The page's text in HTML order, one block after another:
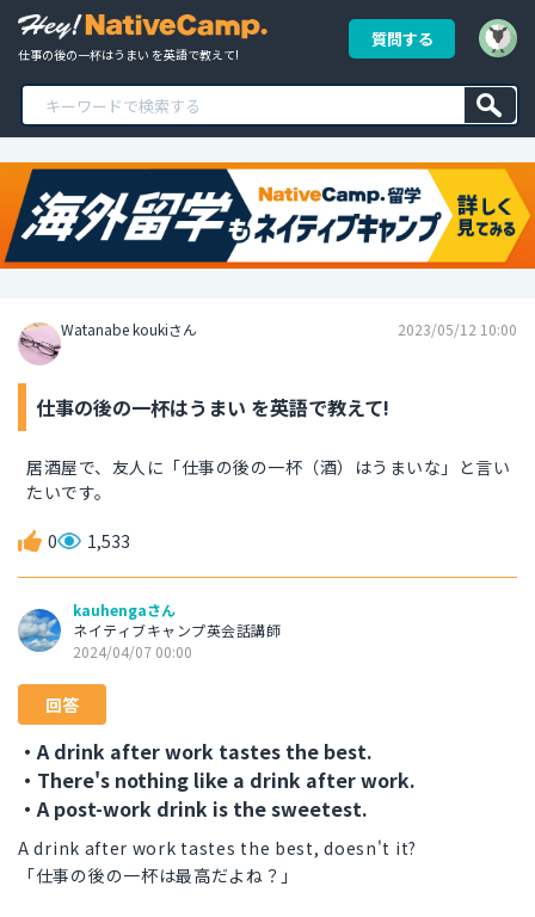
仕事の後の一杯はうまい を英語で教えて!
質問する
Watanabe koukiさん 2023/05/12 10:00
仕事の後の一杯はうまい を英語で教えて!
居酒屋で、友人に「仕事の後の一杯（酒）はうまいな」と言い
たいです。
0 1,533
kauhengaさん
ネイティブキャンプ英会話講師
2024/04/07 00:00
回答
・A drink after work tastes the best.
・There's nothing like a drink after work.
・A post-work drink is the sweetest.
A drink after work tastes the best, doesn't it?
「仕事の後の一杯は最高だよね？」